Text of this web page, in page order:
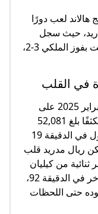
هالاند لعب دورًا
حيث سجل
هدفين في مباراة فبراير 2025 التي انتهت بفوز الملكي 3-2،
في فبراير 2025 على
ملعب اتحاد السيتي وجماهيره حضورًا مكثفًا بلغ 52,081
متفرجًا. تقدم هالاند للسيتي بهدفين، الأول في الدقيقة 19
ركلة جزاء في الدقيقة 80، لكن ريال مدريد قلب
ثنائية من كيليان
مبابي وإبراهيم دياز وجود بيلينغهام المتأخر في الدقيقة 92،
حتى اللحظات